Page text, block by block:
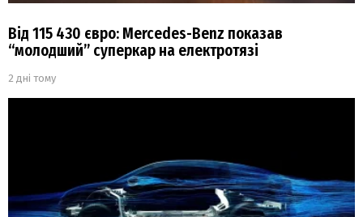
Від 115 430 євро: Mercedes-Benz показав
“молодший” суперкар на електротязі
2 дні тому